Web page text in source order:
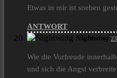
Etwas in mir ist soeben
ANTWORT
Nightwing
Wie die Vorfreude
und sich die Angst